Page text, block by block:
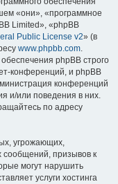
«они», «программное
Limited», «phpBB
Public License v2» (в
www.phpbb.com.
phpBB строго
конференций, и phpBB
конференций
и/или поведения в них.
по адресу
угрожающих,
сообщений, призывов к
могут нарушить
услуги хостинга